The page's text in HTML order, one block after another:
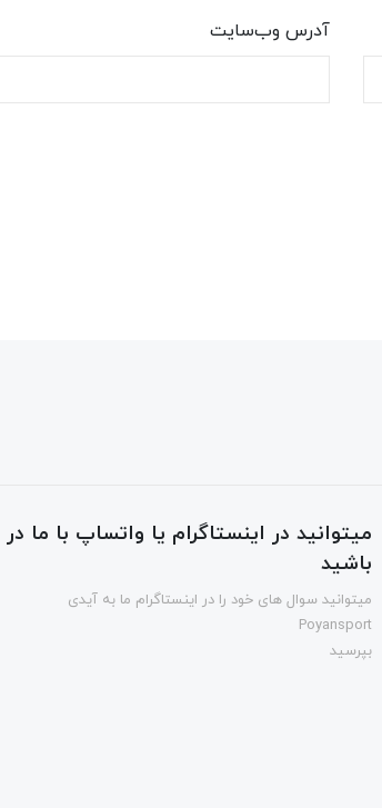
آدرس وب‌سایت
میتوانید در اینستاگرام یا واتساپ با ما در
باشید
میتوانید سوال های خود را در اینستاگرام ما به آیدی
Poyansport
بپرسید